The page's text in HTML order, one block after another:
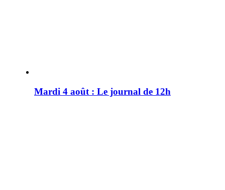
Mardi 4 août : Le journal de 12h